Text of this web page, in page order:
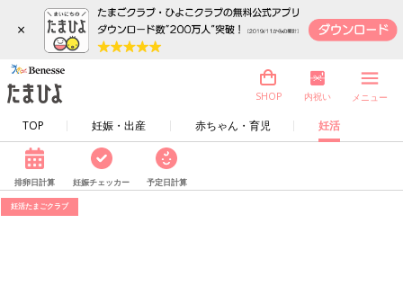
×
TOP 妊娠・出産 赤ちゃん・育児 妊活
SHOP 内祝い メニュー
排卵日計算 妊娠チェッカー 予定日計算
妊活たまごクラブ